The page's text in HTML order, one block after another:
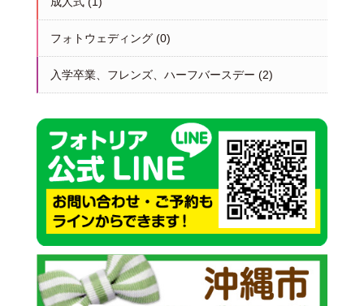
フォトウェディング(0)
入学卒業、フレンズ、ハーフバースデー (2)